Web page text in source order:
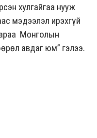
хулгайгаа нууж
мэдээлэл ирэхгүй
Монголын
авдаг юм” гэлээ.